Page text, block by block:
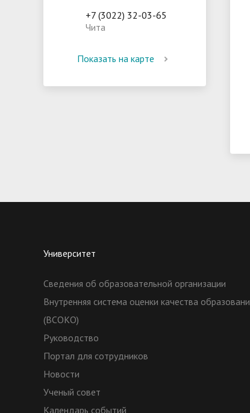
+7 (3022) 32-03-65
Чита
Показать на карте
Университет
Сведения об образовательной организации
Внутренняя система оценки качества
(ВСОКО)
Руководство
Портал для сотрудников
Новости
Ученый совет
Календарь событий